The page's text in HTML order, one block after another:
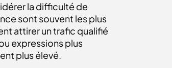
la difficulté de
sont souvent les plus
attirer un trafic qualifié
expressions plus
plus élevé.